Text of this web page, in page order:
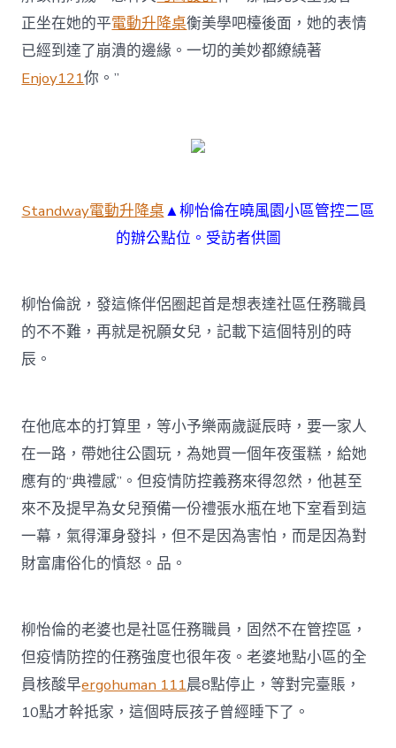
正坐在她的平電動升降桌衡美學吧檯後面，她的表情
已經到達了崩潰的邊緣。一切的美妙都繚繞著
Enjoy121你。”
Standway電動升降桌▲柳怡倫在曉風園小區管控二區
的辦公點位。受訪者供圖
柳怡倫說，發這條伴侶圈起首是想表達社區任務職員
的不不難，再就是祝願女兒，記載下這個特別的時
辰。
在他底本的打算里，等小予樂兩歲誕辰時，要一家人
在一路，帶她往公園玩，為她買一個年夜蛋糕，給她
應有的“典禮感”。但疫情防控義務來得忽然，他甚至
來不及提早為女兒預備一份禮張水瓶在地下室看到這
一幕，氣得渾身發抖，但不是因為害怕，而是因為對
財富庸俗化的憤怒。品。
柳怡倫的老婆也是社區任務職員，固然不在管控區，
但疫情防控的任務強度也很年夜。老婆地點小區的全
員核酸早ergohuman 111晨8點停止，等對完臺賬，
10點才幹抵家，這個時辰孩子曾經睡下了。